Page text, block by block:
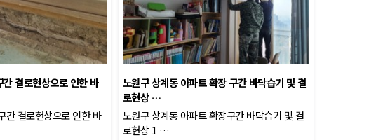
결로현상으로 인한 바
간 결로현상으로 인한 바
노원구 상계동 아파트 확장 구간 바닥습기 및 결
로현상 …
노원구 상계동 아파트 확장구간 바닥습기 및 결
로현상 1 …